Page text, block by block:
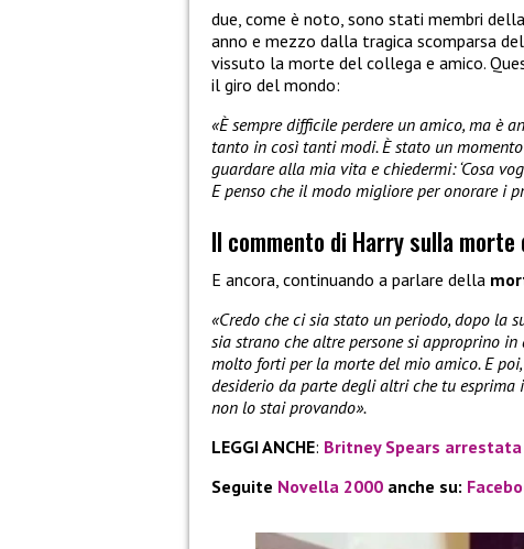
due, come è noto, sono stati membri
anno e mezzo dalla tragica scomparsa
vissuto la morte del collega e amico.
il giro del mondo:
«È sempre difficile perdere un amico, ma è
tanto in così tanti modi. È stato un
guardare alla mia vita e chiedermi: ‘Cosa
E penso che il modo migliore per onorare i
Il commento di Harry sulla morte
E ancora, continuando a parlare della
«Credo che ci sia stato un periodo, dopo la
sia strano che altre persone si approprino
molto forti per la morte del mio amico. E poi,
desiderio da parte degli altri che tu
non lo stai provando».
LEGGI ANCHE: Britney Spears
Seguite Novella 2000 anche su: